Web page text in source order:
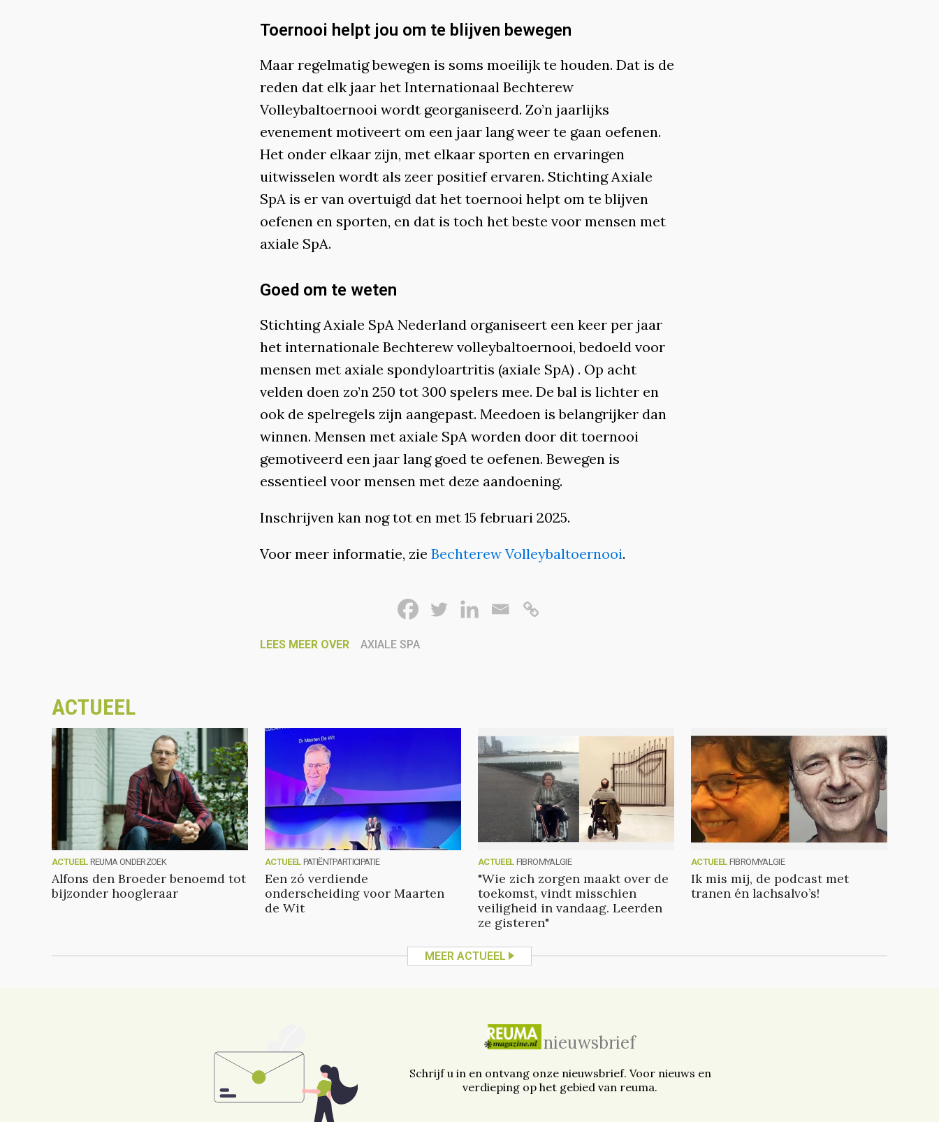
Toernooi helpt jou om te blijven bewegen
Maar regelmatig bewegen is soms moeilijk te houden. Dat is de
reden dat elk jaar het Internationaal Bechterew
Volleybaltoernooi wordt georganiseerd. Zo’n jaarlijks
evenement motiveert om een jaar lang weer te gaan oefenen.
Het onder elkaar zijn, met elkaar sporten en ervaringen
uitwisselen wordt als zeer positief ervaren. Stichting Axiale
SpA is er van overtuigd dat het toernooi helpt om te blijven
oefenen en sporten, en dat is toch het beste voor mensen met
axiale SpA.
Goed om te weten
Stichting Axiale SpA Nederland organiseert een keer per jaar
het internationale Bechterew volleybaltoernooi, bedoeld voor
mensen met axiale spondyloartritis (axiale SpA) . Op acht
velden doen zo’n 250 tot 300 spelers mee. De bal is lichter en
ook de spelregels zijn aangepast. Meedoen is belangrijker dan
winnen. Mensen met axiale SpA worden door dit toernooi
gemotiveerd een jaar lang goed te oefenen. Bewegen is
essentieel voor mensen met deze aandoening.
Inschrijven kan nog tot en met 15 februari 2025.
Voor meer informatie, zie Bechterew Volleybaltoernooi.
LEES MEER OVER AXIALE SPA
ACTUEEL
ACTUEEL REUMA ONDERZOEK
Alfons den Broeder benoemd tot
bijzonder hoogleraar
ACTUEEL PATIËNTPARTICIPATIE
Een zó verdiende
onderscheiding voor Maarten
de Wit
ACTUEEL FIBROMYALGIE
"Wie zich zorgen maakt over de
toekomst, vindt misschien
veiligheid in vandaag. Leerden
ze gisteren"
ACTUEEL FIBROMYALGIE
Ik mis mij, de podcast met
tranen én lachsalvo’s!
MEER ACTUEEL
nieuwsbrief
Schrijf u in en ontvang onze nieuwsbrief. Voor nieuws en
verdieping op het gebied van reuma.